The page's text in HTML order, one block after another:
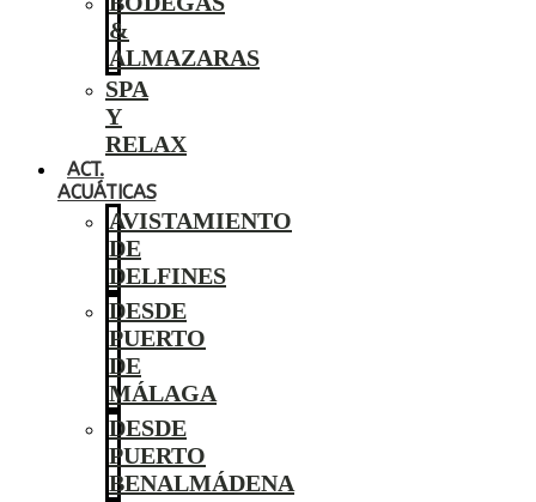
&
ALMAZARAS
SPA
Y
RELAX
ACT.
ACUÁTICAS
AVISTAMIENTO
DE
DELFINES
DESDE
PUERTO
DE
MÁLAGA
DESDE
PUERTO
BENALMÁDENA